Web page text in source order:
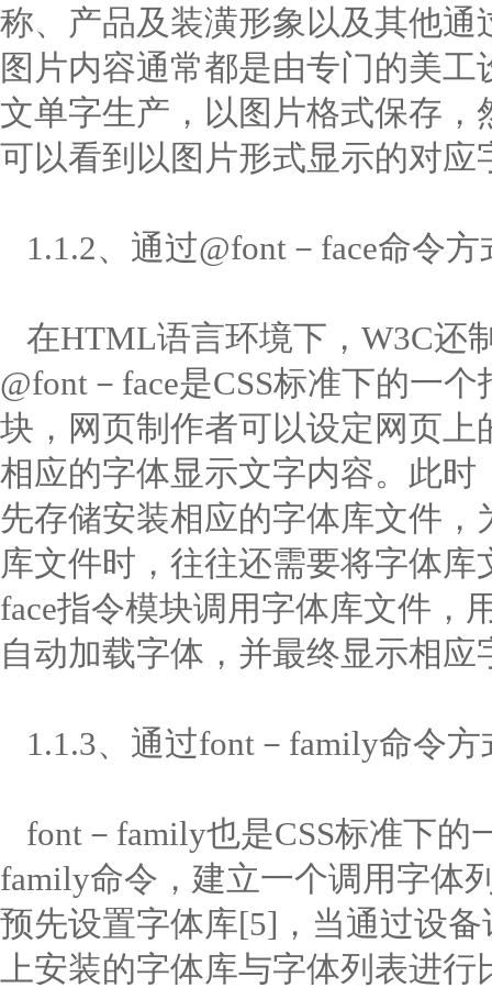
称、产品及装潢形象以及其他
图片内容通常都是由专门的美
文单字生产，以图片格式保存
可以看到以图片形式显示的对应
1.1.2、通过@font－face命令方
在HTML语言环境下，W3C还
@font－face是CSS标准下的一
块，网页制作者可以设定网页
相应的字体显示文字内容。此
先存储安装相应的字体库文件
库文件时，往往还需要将字体
face指令模块调用字体库文件，
自动加载字体，并最终显示相应
1.1.3、通过font－family命令方
font－family也是CSS标准下的
family命令，建立一个调用字体
预先设置字体库[5]，当通过设
上安装的字体库与字体列表进